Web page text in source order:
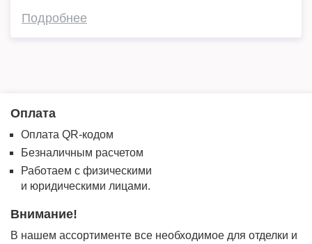
Подробнее
Оплата
Оплата QR-кодом
Безналичным расчетом
Работаем с физическими
и юридическими лицами.
Внимание!
В нашем ассортименте все необходимое для отделки и